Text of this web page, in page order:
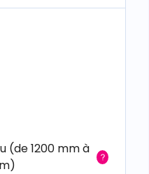
(de 1200 mm à